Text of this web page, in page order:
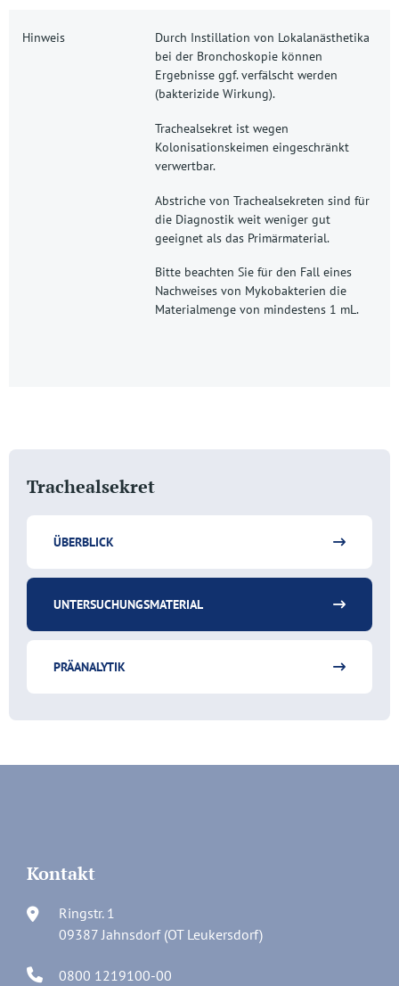
Trachealsekret
ÜBERBLICK
UNTERSUCHUNGSMATERIAL
PRÄANALYTIK
Hinweis
Durch Instillation von Lokalanästhetika
bei der Bronchoskopie können
Ergebnisse ggf. verfälscht werden
(bakterizide Wirkung).
Trachealsekret ist wegen
Kolonisationskeimen eingeschränkt
verwertbar.
Abstriche von Trachealsekreten sind für
die Diagnostik weit weniger gut
geeignet als das Primärmaterial.
Bitte beachten Sie für den Fall eines
Nachweises von Mykobakterien die
Materialmenge von mindestens 1 mL.
Kontakt
Ringstr. 1
09387 Jahnsdorf (OT Leukersdorf)
0800 1219100-00